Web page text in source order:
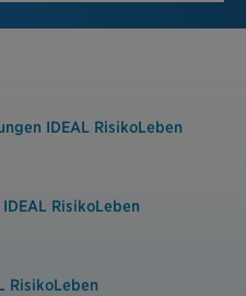
IDEAL RisikoLeben
RisikoLeben
RisikoLeben